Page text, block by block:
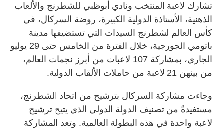
تشارك لاعبة المنتخب ونادي أبوظبي للشطرنج والألعاب
الذهنية، الأستاذة الدولية الكبيرة، روضة السركال، في
كأس العالم لشطرنج السيدات التي تستضيفها مدينة
باتومي الجورجية، خلال الفترة من الخامس حتى 29 يوليو
الجاري، بمشاركة 107 لاعبات من أبرز نجمات العالم،
من بينهن 21 لاعبة من حاملات الألقاب الدولية.
وجاءت مشاركة السركال بترشيح من اتحاد الشطرنج،
مستفيدةً من تصنيف الدولة الدولي الذي يتيح ترشيح
لاعبة واحدة في هذه البطولة العالمية. وتعد المشاركة